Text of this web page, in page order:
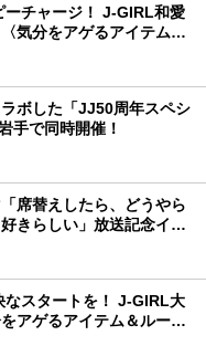
ーチャージ！ J-GIRL和愛
気分をアゲるアイテム＆
ボした「JJ50周年スペシ
手で同時開催！
席替えしたら、どうやら
きらしい」放送記念イン
可愛く見えたんです」
なスタートを！ J-GIRL大
アゲるアイテム＆ルーテ